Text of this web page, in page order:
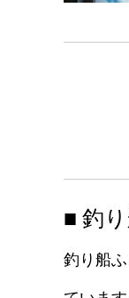
■ 釣
釣り船